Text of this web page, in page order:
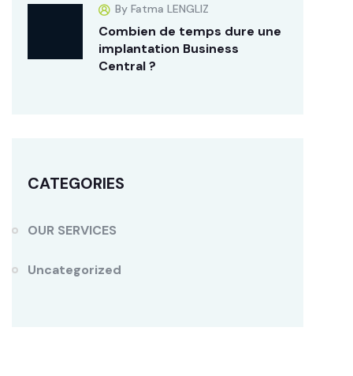
By Fatma LENGLIZ
Combien de temps dure une
implantation Business
Central ?
CATEGORIES
OUR SERVICES
Uncategorized